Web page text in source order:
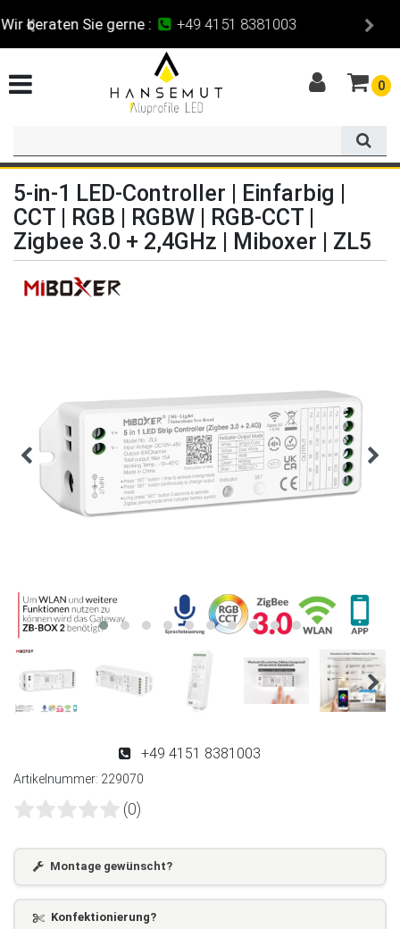
Maßzuschnitt für alle Profile
0
5-in-1 LED-Controller | Einfarbig |
CCT | RGB | RGBW | RGB-CCT |
Zigbee 3.0 + 2,4GHz | Miboxer | ZL5
+49 4151 8381003
Artikelnummer: 229070
(0)
Montage gewünscht?
Konfektionierung?